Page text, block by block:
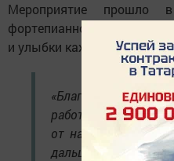
Мероприятие прошло
фортепианной музыки,
и улыбки каждому.
«Благодарим Вас
работу, и хочу
от нашего
дальше,